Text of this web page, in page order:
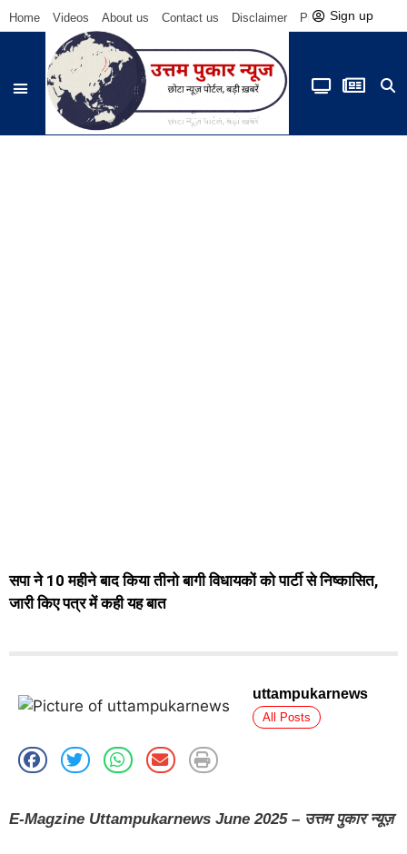
Home Videos About us Contact us Disclaimer Privacy Policy
Sign up
सपा ने 10 महीने बाद किया तीनो बागी विधायकों को पार्टी से निष्कासित,
जारी किए पत्र में कही यह बात
uttampukarnews
All Posts
E-Magzine Uttampukarnews June 2025 – उत्तम पुकार न्यूज़